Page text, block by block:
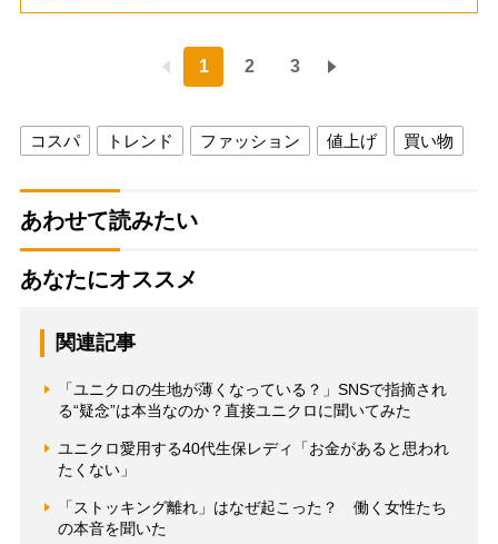
1 2 3
コスパ トレンド ファッション 値上げ 買い物
あわせて読みたい
あなたにオススメ
関連記事
「ユニクロの生地が薄くなっている？」SNSで指摘され
る“疑念”は本当なのか？直接ユニクロに聞いてみた
ユニクロ愛用する40代生保レディ「お金があると思われ
たくない」
「ストッキング離れ」はなぜ起こった？ 働く女性たち
の本音を聞いた